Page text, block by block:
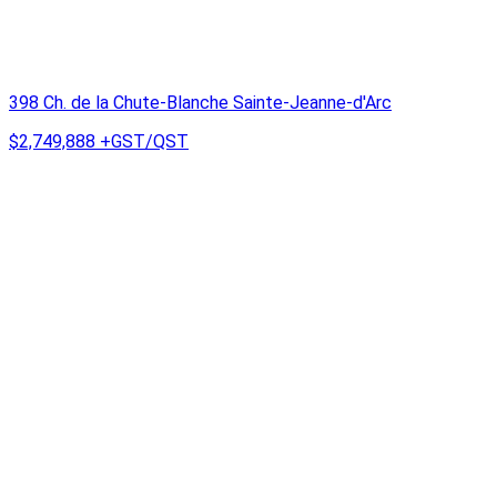
398 Ch. de la Chute-Blanche Sainte-Jeanne-d'Arc
$2,749,888 +GST/QST